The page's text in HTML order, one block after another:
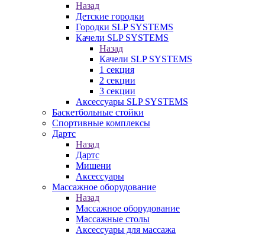
Назад
Детские городки
Городки SLP SYSTEMS
Качели SLP SYSTEMS
Назад
Качели SLP SYSTEMS
1 секция
2 секции
3 секции
Аксессуары SLP SYSTEMS
Баскетбольные стойки
Спортивные комплексы
Дартс
Назад
Дартс
Мишени
Аксессуары
Массажное оборудование
Назад
Массажное оборудование
Массажные столы
Аксессуары для массажа